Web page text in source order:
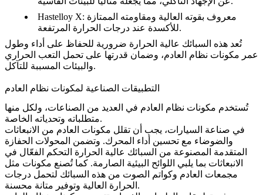
Hastelloy X: معروف بقوته العالية ومقاومته الممتازة
للأكسدة عند درجات الحرارة المرتفعة.
تُعد هذه السبائك عالية الحرارة ضرورية للحفاظ على أداء وطول
عمر مكونات نظام العادم، وضمان قدرتها على تحمل التعب الحراري
والبيئات المسببة للتآكل.
التطبيقات الصناعية لمكونات نظام العادم
تُستخدم مكونات نظام العادم في العديد من الصناعات، ولكل منها
متطلباته وتحدياته الخاصة.
في صناعة السيارات، يجب أن تقلل مكونات العادم من الانبعاثات
والضوضاء مع تحسين أداء المحرك. وتضمن المحولات الحفازة
المتقدمة المصنوعة من السبائك عالية الحرارة التحكم الفعّال في
الانبعاثات بما يلبي اللوائح البيئية الصارمة. كما تُصنع مكونات مثل
مجمعات العادم وكواتم الصوت من هذه السبائك لتحمل درجات
الحرارة العالية وتوفير متانة محسنة.